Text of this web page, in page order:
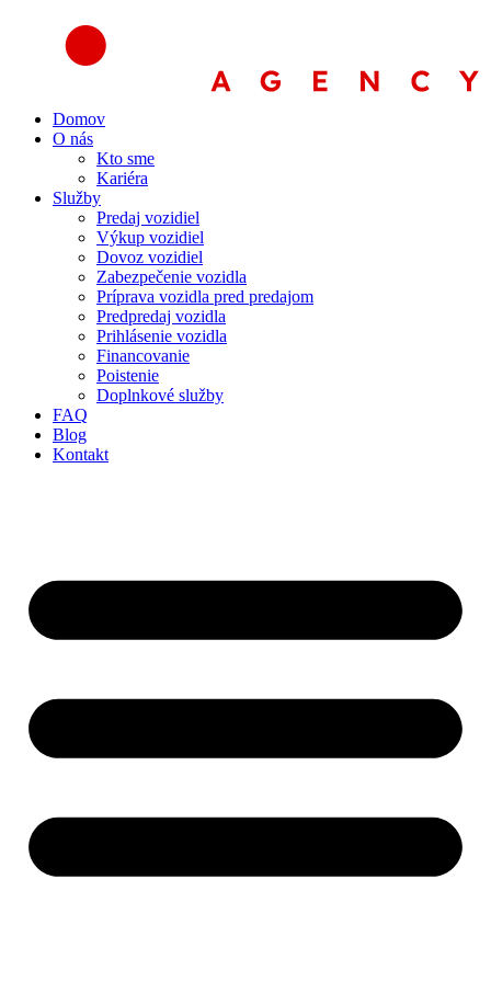
Domov
O nás
Kto sme
Kariéra
Služby
Predaj vozidiel
Výkup vozidiel
Dovoz vozidiel
Zabezpečenie vozidla
Príprava vozidla pred predajom
Predpredaj vozidla
Prihlásenie vozidla
Financovanie
Poistenie
Doplnkové služby
FAQ
Blog
Kontakt